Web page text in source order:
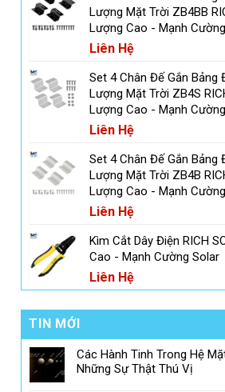
Lượng Mặt Trời ZB4BB
Lượng Cao - Mạnh
Liên Hệ
Set 4 Chân Đế Gắn Bảng
Lượng Mặt Trời ZB4S
Lượng Cao - Mạnh
Liên Hệ
Set 4 Chân Đế Gắn Bảng
Lượng Mặt Trời ZB4B
Lượng Cao - Mạnh
Liên Hệ
Kìm Cắt Dây Điện RICH
Cao - Mạnh Cường Solar
Liên Hệ
TIN MỚI
Các Hành Tinh Trong Hệ
Những Sự Thật Thú Vị